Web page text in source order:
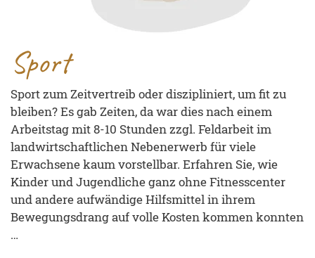
Sport
Sport zum Zeitvertreib oder diszipliniert, um fit zu
bleiben? Es gab Zeiten, da war dies nach einem
Arbeitstag mit 8-10 Stunden zzgl. Feldarbeit im
landwirtschaftlichen Nebenerwerb für viele
Erwachsene kaum vorstellbar. Erfahren Sie, wie
Kinder und Jugendliche ganz ohne Fitnesscenter
und andere aufwändige Hilfsmittel in ihrem
Bewegungsdrang auf volle Kosten kommen konnten
…